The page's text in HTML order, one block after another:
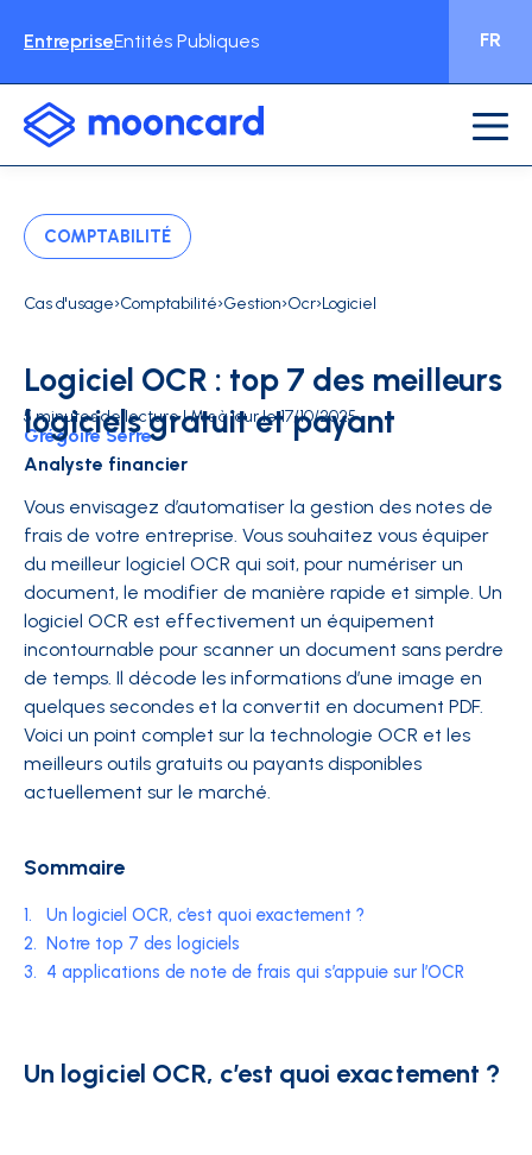
EntrepriseEntités Publiques FR
COMPTABILITÉ
Cas d'usage›Comptabilité›Gestion›Ocr›Logiciel
Logiciel OCR : top 7 des meilleurs
logiciels gratuit et payant
5 minutes de lecture | Mis à jour le 17/10/2025
Grégoire Serre
Analyste financier
Vous envisagez d’automatiser la gestion des notes de
frais de votre entreprise. Vous souhaitez vous équiper
du meilleur logiciel OCR qui soit, pour numériser un
document, le modifier de manière rapide et simple. Un
logiciel OCR est effectivement un équipement
incontournable pour scanner un document sans perdre
de temps. Il décode les informations d’une image en
quelques secondes et la convertit en document PDF.
Voici un point complet sur la technologie OCR et les
meilleurs outils gratuits ou payants disponibles
actuellement sur le marché.
Sommaire
1.
Un logiciel OCR, c’est quoi exactement ?
2. Notre top 7 des logiciels
3. 4 applications de note de frais qui s’appuie sur l’OCR
Un logiciel OCR, c’est quoi exactement ?